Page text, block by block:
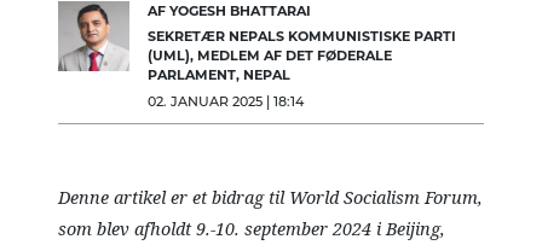
AF YOGESH BHATTARAI
SEKRETÆR NEPALS KOMMUNISTISKE PARTI
(UML), MEDLEM AF DET FØDERALE
PARLAMENT, NEPAL
02. JANUAR 2025 | 18:14
Denne artikel er et bidrag til World Socialism Forum,
som blev afholdt 9.-10. september 2024 i Beijing,